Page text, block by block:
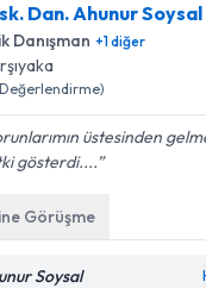
Dan. Ahunur Soysal
Danışman +1diğer
Değerlendirme)
üstesinden
gösterdi....
Görüşme
Soysal